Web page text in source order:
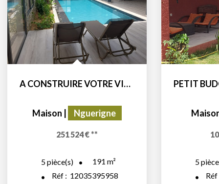
A CONSTRUIRE VOTRE VILLA HAUT DE GAMME SUR UN TERRAIN DE...
Maison Nguerigne
251 524 € **
5pièce(s) 191 m²
Réf : 12035395958
5